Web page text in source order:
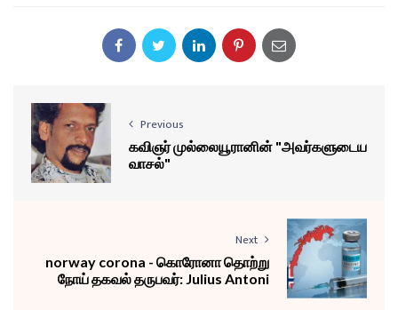
Previous
கவிஞர் முல்லையூரானின் "அவர்களுடைய
வாசல்"
Next
norway corona - கொரோனா தொற்று
நோய் தகவல் தருபவர்: Julius Antoni